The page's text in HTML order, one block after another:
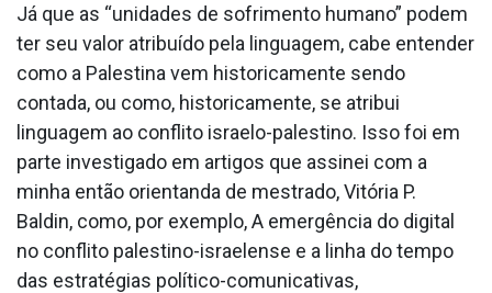
Já que as “unidades de sofrimento humano” podem
ter seu valor atribuído pela linguagem, cabe entender
como a Palestina vem historicamente sendo
contada, ou como, historicamente, se atribui
linguagem ao conflito israelo-palestino. Isso foi em
parte investigado em artigos que assinei com a
minha então orientanda de mestrado, Vitória P.
Baldin, como, por exemplo, A emergência do digital
no conflito palestino-israelense e a linha do tempo
das estratégias político-comunicativas,